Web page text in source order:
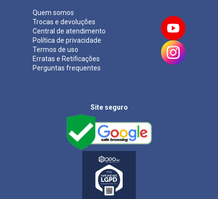
Quem somos
Trocas e devoluções
Central de atendimento
Política de privacidade
Termos de uso
Erratas e Retificações
Perguntas frequentes
Site seguro